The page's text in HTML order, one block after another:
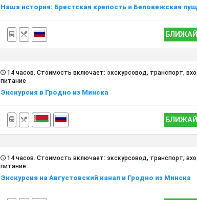
Наша история: Брестская крепость и Беловежская
14 часов. Cтоимость включает: экскурсовод, транспорт,
питание
Экскурсия в Гродно из Минска
14 часов. Cтоимость включает: экскурсовод, транспорт,
питание
Экскурсия на Августовский канал и Гродно из Минска